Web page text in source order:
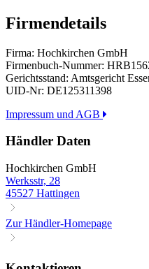
Firmendetails
Firma: Hochkirchen GmbH
Firmenbuch-Nummer:
Gerichtsstand: Amtsgericht
UID-Nr: DE125311398
Impressum und AGB
Händler Daten
Hochkirchen GmbH
Werksstr, 28
45527 Hattingen
Zur Händler-Homepage